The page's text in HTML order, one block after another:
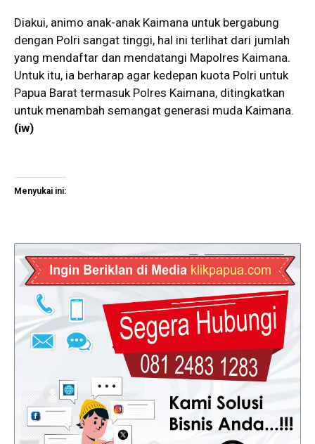
Diakui, animo anak-anak Kaimana untuk bergabung
dengan Polri sangat tinggi, hal ini terlihat dari jumlah
yang mendaftar dan mendatangi Mapolres Kaimana.
Untuk itu, ia berharap agar kedepan kuota Polri untuk
Papua Barat termasuk Polres Kaimana, ditingkatkan
untuk menambah semangat generasi muda Kaimana.
(iw)
Menyukai ini: